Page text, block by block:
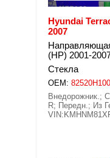
Hyundai
2007
(HP) 2001-
Стекла
OEM:
Внедорожник.;
R; Передн.; Из